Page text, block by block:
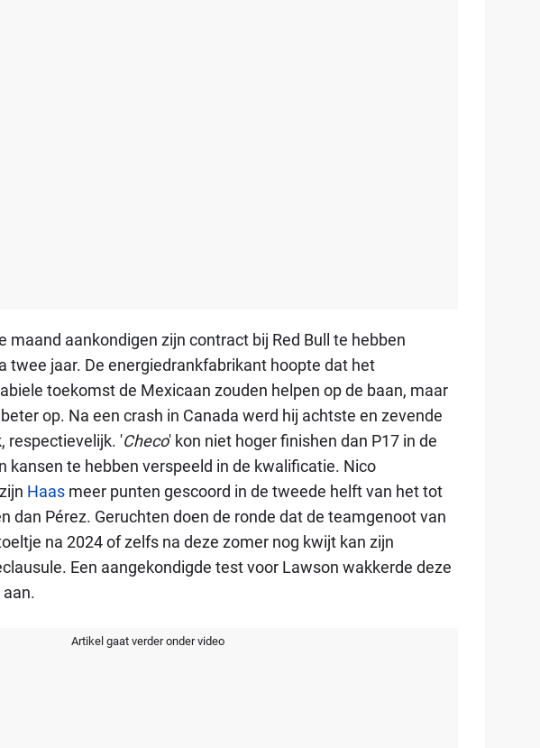
maand aankondigen zijn contract bij Red Bull te hebben
twee jaar. De energiedrankfabrikant hoopte dat het
toekomst de Mexicaan zouden helpen op de baan, maar
op. Na een crash in Canada werd hij achtste en zevende
respectievelijk. 'Checo' kon niet hoger finishen dan P17 in de
kansen te hebben verspeeld in de kwalificatie. Nico
Haasmeer punten gescoord in de tweede helft van het tot
dan Pérez. Geruchten doen de ronde dat de teamgenoot van
na 2024 of zelfs na deze zomer nog kwijt kan zijn
Een aangekondigde test voor Lawson wakkerde deze
Artikel gaat verder onder video